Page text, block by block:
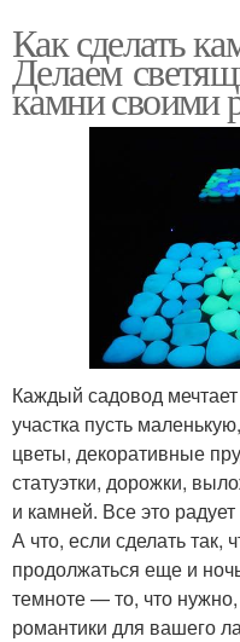
Как сделать
Делаем
камни своими
Каждый садовод мечтает
участка пусть
цветы, декоративные
статуэтки, дорожки,
и камней. Все это
А что, если сделать так,
продолжаться еще и
темноте — то, что
романтики для вашего